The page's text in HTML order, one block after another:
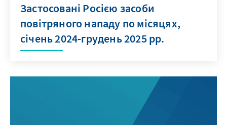
Застосовані Росією засоби
повітряного нападу по місяцях,
січень 2024-грудень 2025 рр.